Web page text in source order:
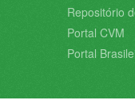
Repositório
Portal CVM
Portal